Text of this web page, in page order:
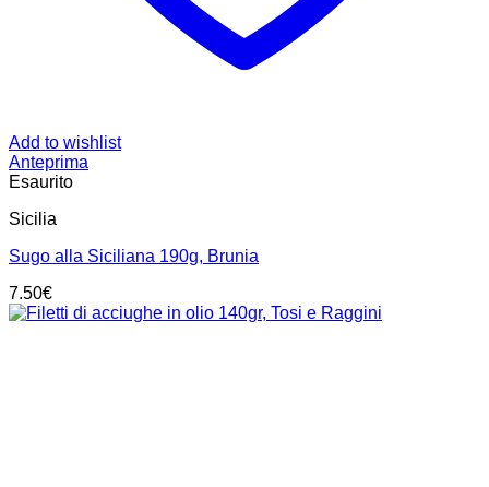
Add to wishlist
Anteprima
Esaurito
Sicilia
Sugo alla Siciliana 190g, Brunia
7.50€